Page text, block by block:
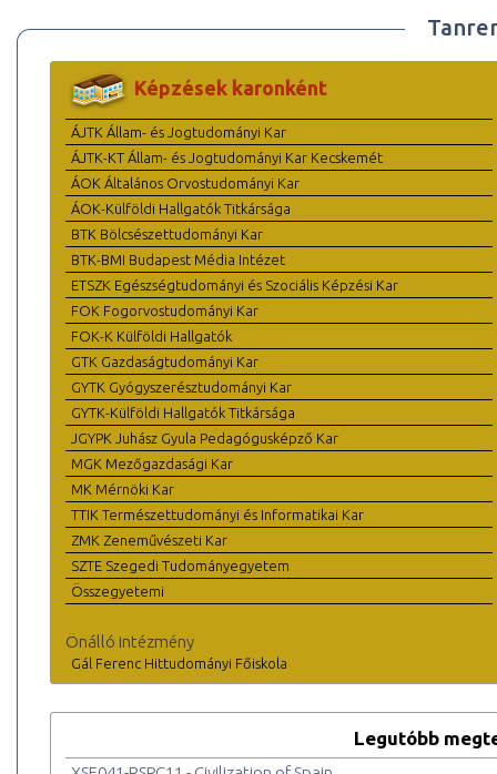
Képzések karonként
ÁJTK Állam- és Jogtudományi Kar
ÁJTK-KT Állam- és Jogtudományi Kar Kecskemét
ÁOK Általános Orvostudományi Kar
ÁOK-Külföldi Hallgatók Titkársága
BTK Bölcsészettudományi Kar
BTK-BMI Budapest Média Intézet
ETSZK Egészségtudományi és Szociális Képzési Kar
FOK Fogorvostudományi Kar
FOK-K Külföldi Hallgatók
GTK Gazdaságtudományi Kar
GYTK Gyógyszerésztudományi Kar
GYTK-Külföldi Hallgatók Titkársága
JGYPK Juhász Gyula Pedagógusképző Kar
MGK Mezőgazdasági Kar
MK Mérnöki Kar
TTIK Természettudományi és Informatikai Kar
ZMK Zeneművészeti Kar
SZTE Szegedi Tudományegyetem
Összegyetemi
Önálló intézmény
Gál Ferenc Hittudományi Főiskola
Legutóbb